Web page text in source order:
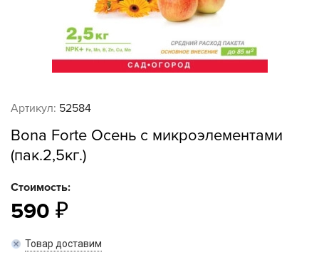
Артикул: 52584
Bona Forte Осень с микроэлементами
(пак.2,5кг.)
Стоимость:
590
Товар доставим